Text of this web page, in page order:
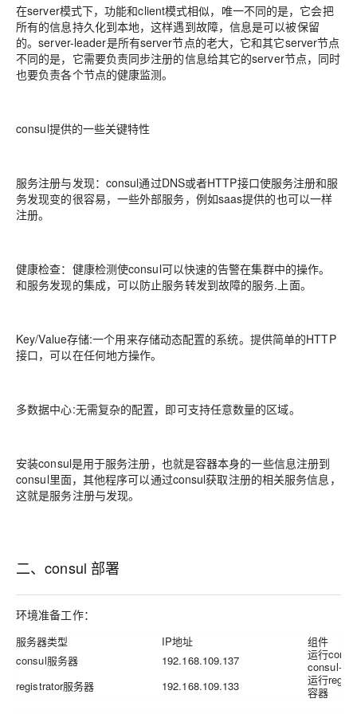
在server模式下，功能和client模式相似，唯一不同的是，它会把
所有的信息持久化到本地，这样遇到故障，信息是可以被保留
的。server-leader是所有server节点的老大，它和其它server节点
不同的是，它需要负责同步注册的信息给其它的server节点，同时
也要负责各个节点的健康监测。
consul提供的一些关键特性
服务注册与发现：consul通过DNS或者HTTP接口使服务注册和服
务发现变的很容易，一些外部服务，例如saas提供的也可以一样
注册。
健康检查：健康检测使consul可以快速的告警在集群中的操作。
和服务发现的集成，可以防止服务转发到故障的服务.上面。
Key/Value存储:一个用来存储动态配置的系统。提供简单的HTTP
接口，可以在任何地方操作。
多数据中心:无需复杂的配置，即可支持任意数量的区域。
安装consul是用于服务注册，也就是容器本身的一些信息注册到
consul里面，其他程序可以通过consul获取注册的相关服务信息，
这就是服务注册与发现。
二、consul 部署
环境准备工作：
服务器类型 IP地址
组件
consul服务器
192.168.109.137
运行
consul-
registrator服务器
192.168.109.133
运行
容器